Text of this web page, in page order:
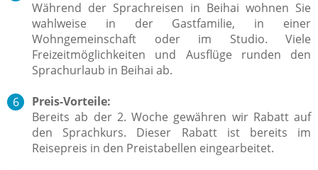
Während der Sprachreisen in Beihai wohnen Sie
wahlweise in der Gastfamilie, in einer
Wohngemeinschaft oder im Studio. Viele
Freizeitmöglichkeiten und Ausflüge runden den
Sprachurlaub in Beihai ab.
Preis-Vorteile:
Bereits ab der 2. Woche gewähren wir Rabatt auf
den Sprachkurs. Dieser Rabatt ist bereits im
Reisepreis in den Preistabellen eingearbeitet.